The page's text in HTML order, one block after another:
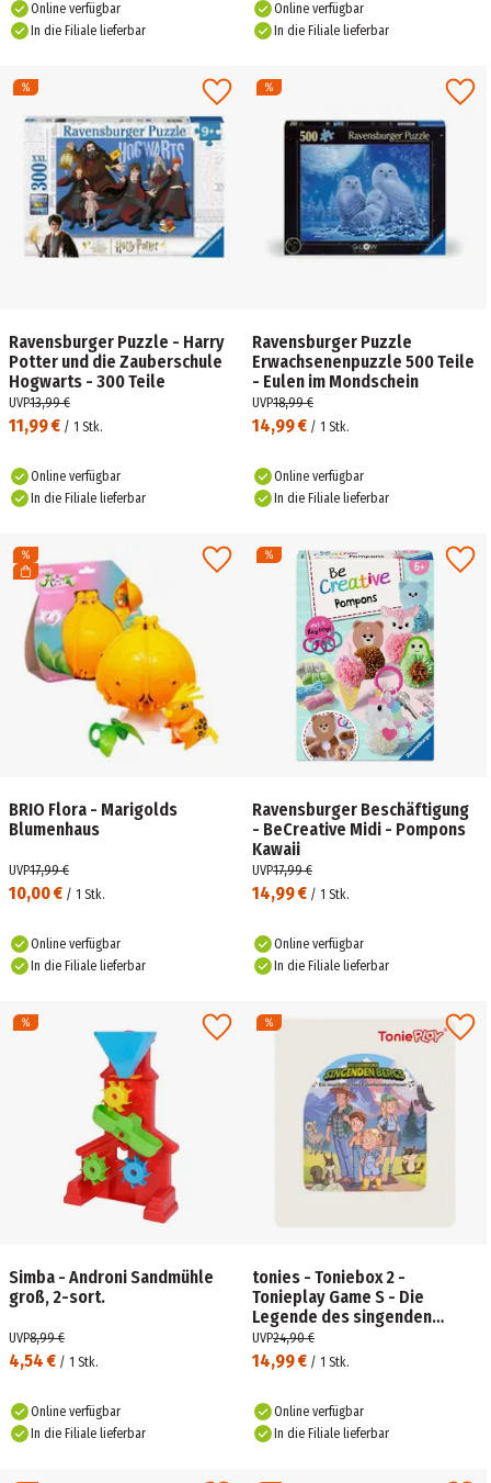
Online verfügbar
In die Filiale lieferbar
Online verfügbar
In die Filiale lieferbar
Ravensburger Puzzle - Harry
Potter und die Zauberschule
Hogwarts - 300 Teile
11,99 € / 1 Stk.
UVP13,99 €
Online verfügbar
In die Filiale lieferbar
Ravensburger Puzzle
Erwachsenenpuzzle 500 Teile
- Eulen im Mondschein
14,99 € / 1 Stk.
UVP18,99 €
Online verfügbar
In die Filiale lieferbar
BRIO Flora - Marigolds
Blumenhaus
10,00 € / 1 Stk.
UVP17,99 €
Online verfügbar
In die Filiale lieferbar
Ravensburger Beschäftigung
- BeCreative Midi - Pompons
Kawaii
14,99 € / 1 Stk.
UVP17,99 €
Online verfügbar
In die Filiale lieferbar
Simba - Androni Sandmühle
groß, 2-sort.
4,54 € / 1 Stk.
UVP8,99 €
Online verfügbar
In die Filiale lieferbar
tonies - Toniebox 2 -
Tonieplay Game S - Die
Legende des singenden
Bergs: Ein musikalisches
Familienabenteuer
14,99 € / 1 Stk.
UVP24,90 €
Online verfügbar
In die Filiale lieferbar